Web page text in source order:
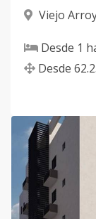
Código1800 -
603 PH-S
Código
604 PH-T
Viejo
Desde 1
Desde